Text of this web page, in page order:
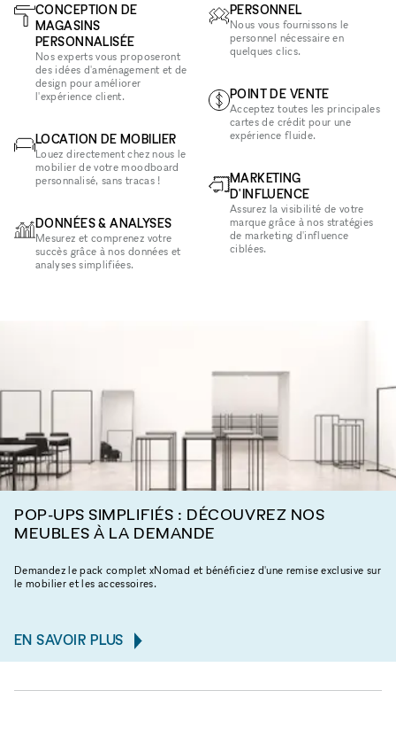
CONCEPTION DE
MAGASINS
PERSONNALISÉE
Nos experts vous proposeront
des idées d'aménagement et de
design pour améliorer
l'expérience client.
LOCATION DE MOBILIER
Louez directement chez nous le
mobilier de votre moodboard
personnalisé, sans tracas !
DONNÉES & ANALYSES
Mesurez et comprenez votre
succès grâce à nos données et
analyses simplifiées.
PERSONNEL
Nous vous fournissons le
personnel nécessaire en
quelques clics.
POINT DE VENTE
Acceptez toutes les principales
cartes de crédit pour une
expérience fluide.
MARKETING
D'INFLUENCE
Assurez la visibilité de votre
marque grâce à nos stratégies
de marketing d'influence
ciblées.
POP-UPS SIMPLIFIÉS : DÉCOUVREZ NOS
MEUBLES À LA DEMANDE
Demandez le pack complet xNomad et bénéficiez d'une remise exclusive sur
le mobilier et les accessoires.
EN SAVOIR PLUS